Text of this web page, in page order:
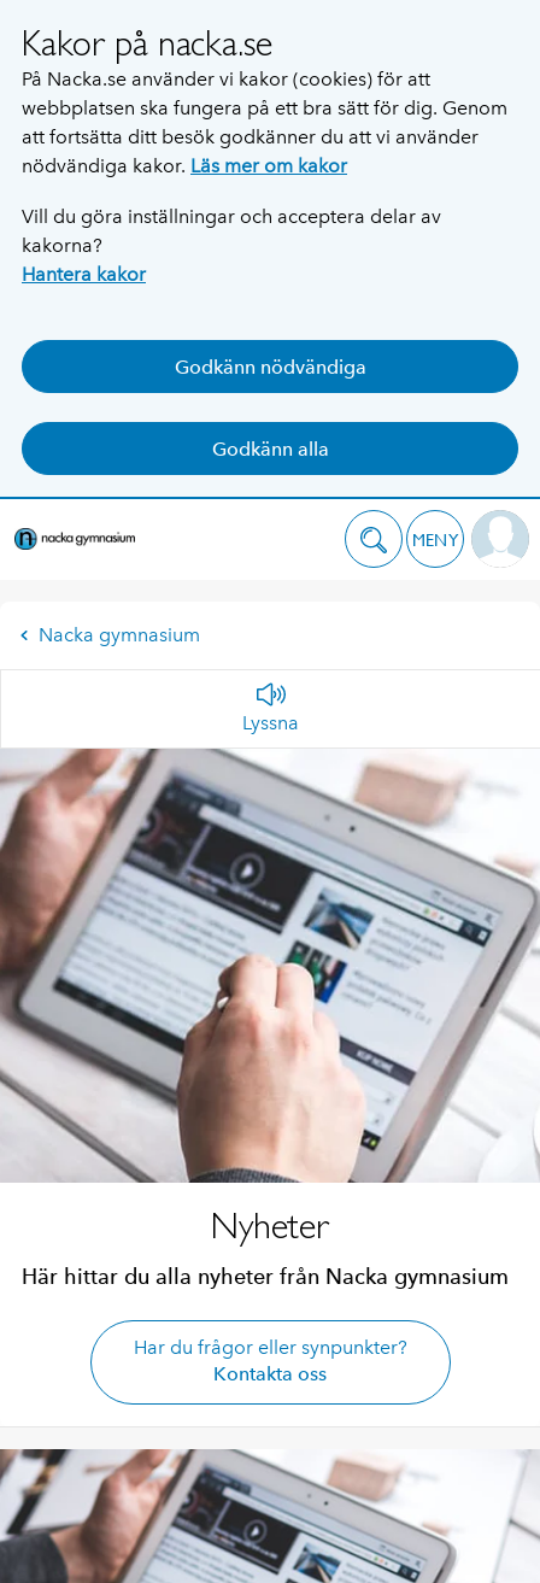
Kakor på nacka.se
På Nacka.se använder vi kakor (cookies) för att
webbplatsen ska fungera på ett bra sätt för dig. Genom
att fortsätta ditt besök godkänner du att vi använder
nödvändiga kakor. Läs mer om kakor
Vill du göra inställningar och acceptera delar av
kakorna?
Hantera kakor
Godkänn nödvändiga
Godkänn alla
MENY
Nacka gymnasium
Lyssna
Nyheter
Här hittar du alla nyheter från Nacka gymnasium
Har du frågor eller synpunkter?
Kontakta oss